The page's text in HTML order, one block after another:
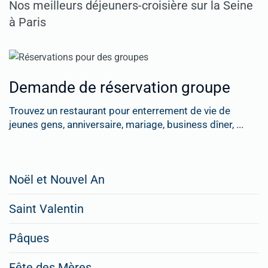
Nos meilleurs déjeuners-croisière sur la Seine
à Paris
Demande de réservation groupe
Trouvez un restaurant pour enterrement de vie de
jeunes gens, anniversaire, mariage, business dîner, ...
Noël et Nouvel An
Saint Valentin
Pâques